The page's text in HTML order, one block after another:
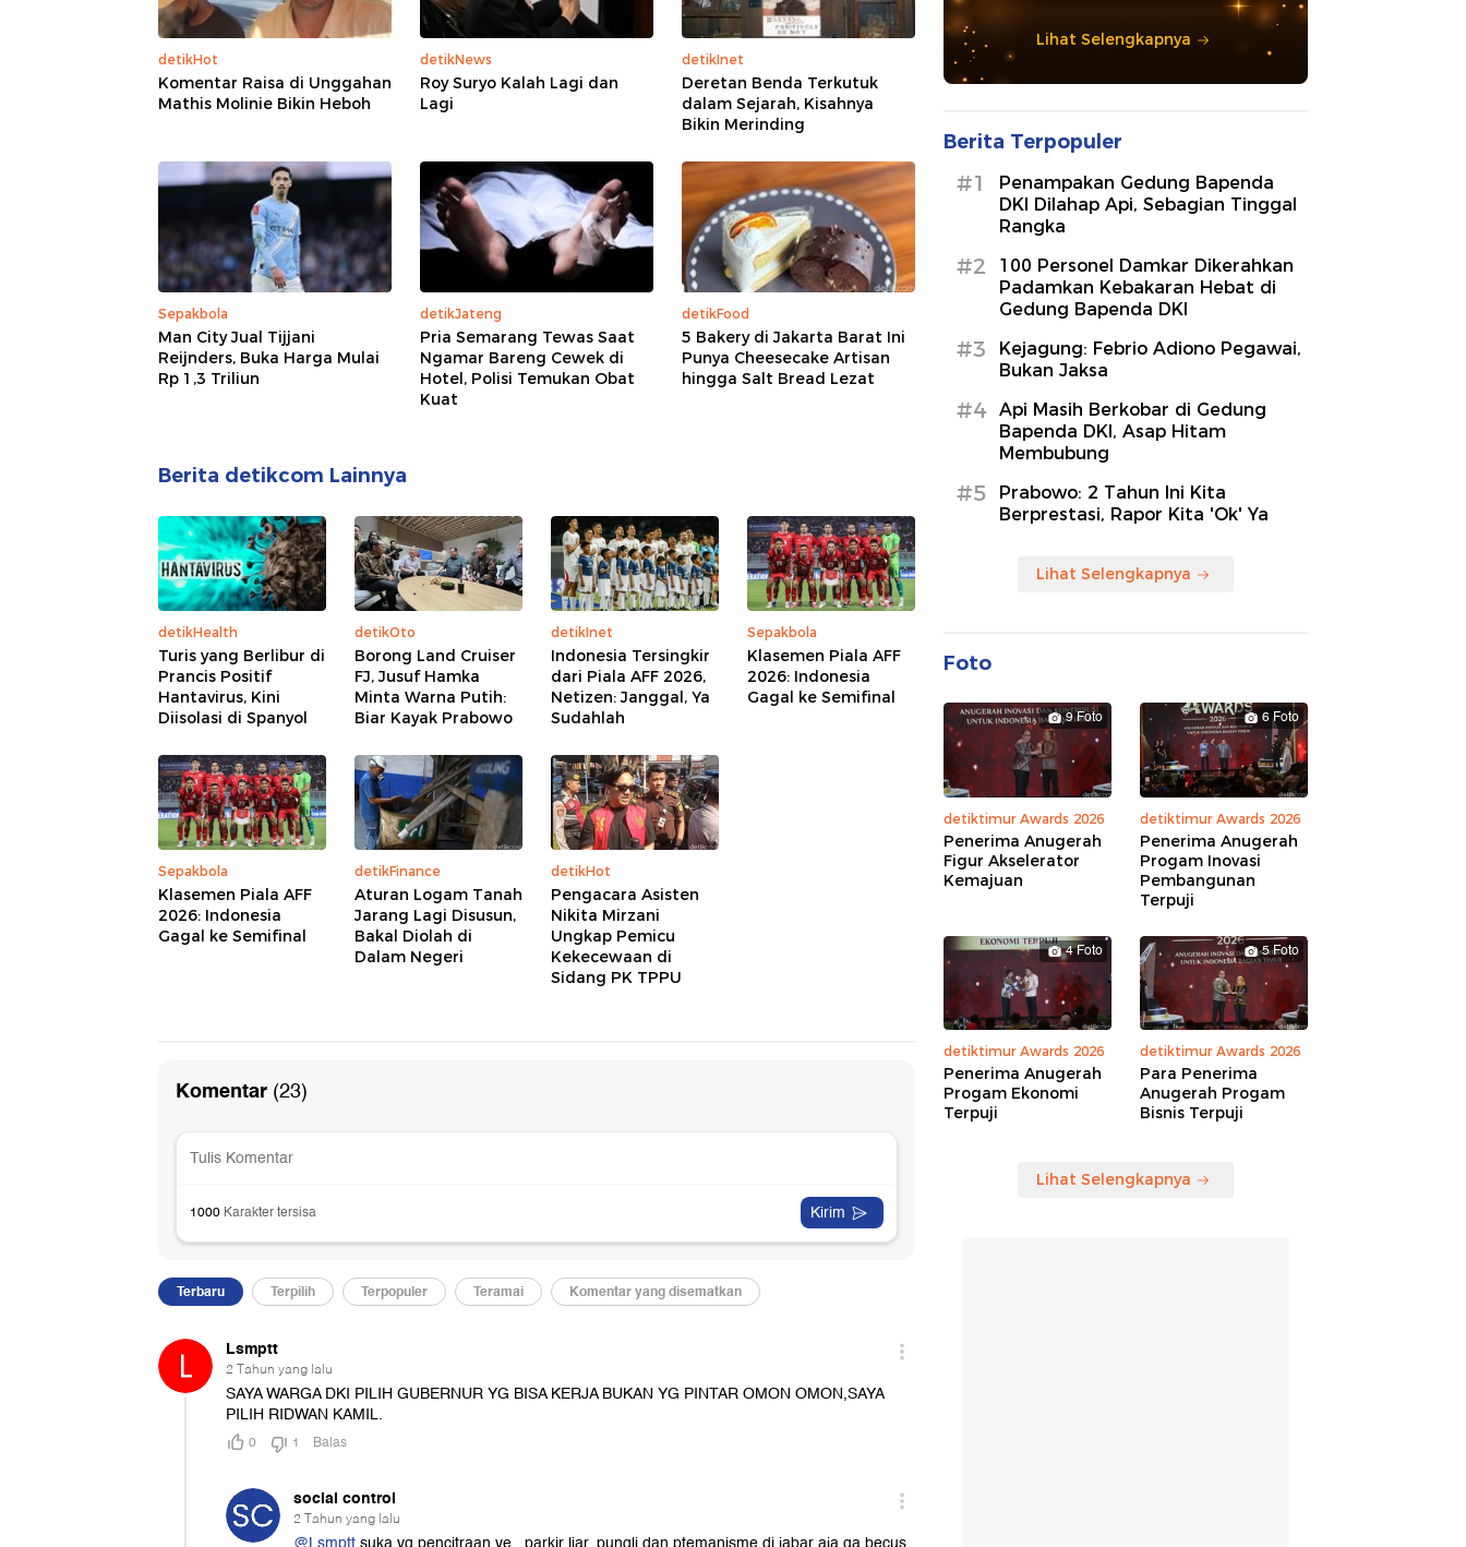
detikHot
Komentar Raisa di Unggahan
Mathis Molinie Bikin Heboh
detikNews
Roy Suryo Kalah Lagi dan
Lagi
detikInet
Deretan Benda Terkutuk
dalam Sejarah, Kisahnya
Bikin Merinding
Sepakbola
Man City Jual Tijjani
Reijnders, Buka Harga Mulai
Rp 1,3 Triliun
detikJateng
Pria Semarang Tewas Saat
Ngamar Bareng Cewek di
Hotel, Polisi Temukan Obat
Kuat
detikFood
5 Bakery di Jakarta Barat Ini
Punya Cheesecake Artisan
hingga Salt Bread Lezat
Berita detikcom Lainnya
detikHealth
Turis yang Berlibur di
Prancis Positif
Hantavirus, Kini
Diisolasi di Spanyol
detikOto
Borong Land Cruiser
FJ, Jusuf Hamka
Minta Warna Putih:
Biar Kayak Prabowo
detikInet
Indonesia Tersingkir
dari Piala AFF 2026,
Netizen: Janggal, Ya
Sudahlah
Sepakbola
Klasemen Piala AFF
2026: Indonesia
Gagal ke Semifinal
Sepakbola
Klasemen Piala AFF
2026: Indonesia
Gagal ke Semifinal
detikFinance
Aturan Logam Tanah
Jarang Lagi Disusun,
Bakal Diolah di
Dalam Negeri
detikHot
Pengacara Asisten
Nikita Mirzani
Ungkap Pemicu
Kekecewaan di
Sidang PK TPPU
Lihat Selengkapnya
Berita Terpopuler
#1
Penampakan Gedung Bapenda
DKI Dilahap Api, Sebagian Tinggal
Rangka
#2
100 Personel Damkar Dikerahkan
Padamkan Kebakaran Hebat di
Gedung Bapenda DKI
#3
Kejagung: Febrio Adiono Pegawai,
Bukan Jaksa
#4
Api Masih Berkobar di Gedung
Bapenda DKI, Asap Hitam
Membubung
#5
Prabowo: 2 Tahun Ini Kita
Berprestasi, Rapor Kita 'Ok' Ya
Lihat Selengkapnya
Foto
9 Foto
detiktimur Awards 2026
Penerima Anugerah
Figur Akselerator
Kemajuan
6 Foto
detiktimur Awards 2026
Penerima Anugerah
Progam Inovasi
Pembangunan
Terpuji
4 Foto
detiktimur Awards 2026
Penerima Anugerah
Progam Ekonomi
Terpuji
5 Foto
detiktimur Awards 2026
Para Penerima
Anugerah Progam
Bisnis Terpuji
Lihat Selengkapnya